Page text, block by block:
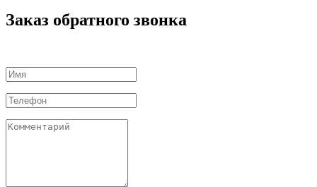
Заказ обратного звонка